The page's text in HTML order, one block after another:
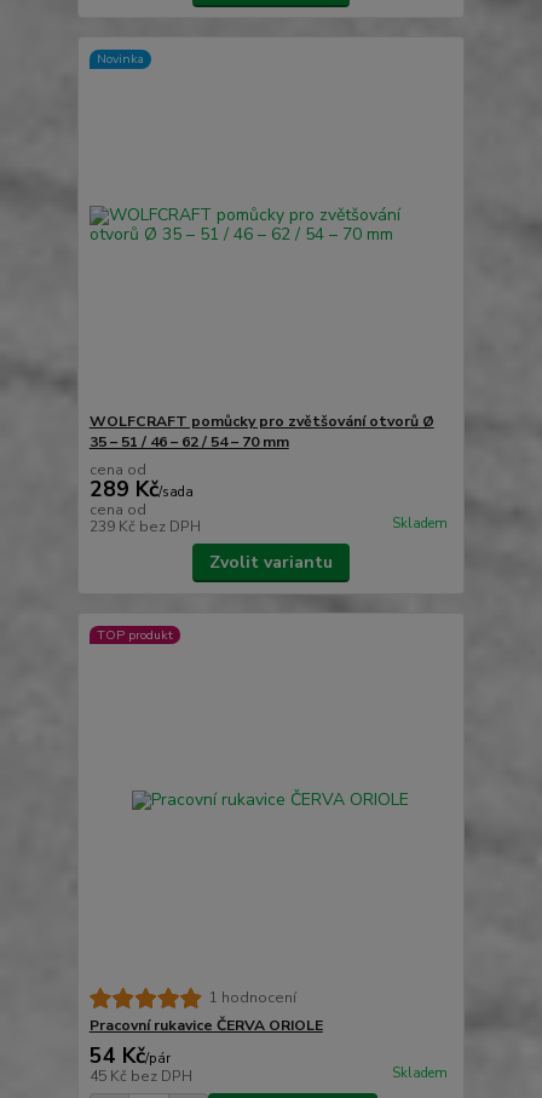
Novinka
WOLFCRAFT pomůcky pro zvětšování otvorů Ø
35 – 51 / 46 – 62 / 54 – 70 mm
cena od
289 Kč/sada
cena od
239 Kč bez DPH Skladem
Zvolit variantu
TOP produkt
1 hodnocení
Pracovní rukavice ČERVA ORIOLE
54 Kč/pár
45 Kč bez DPH Skladem